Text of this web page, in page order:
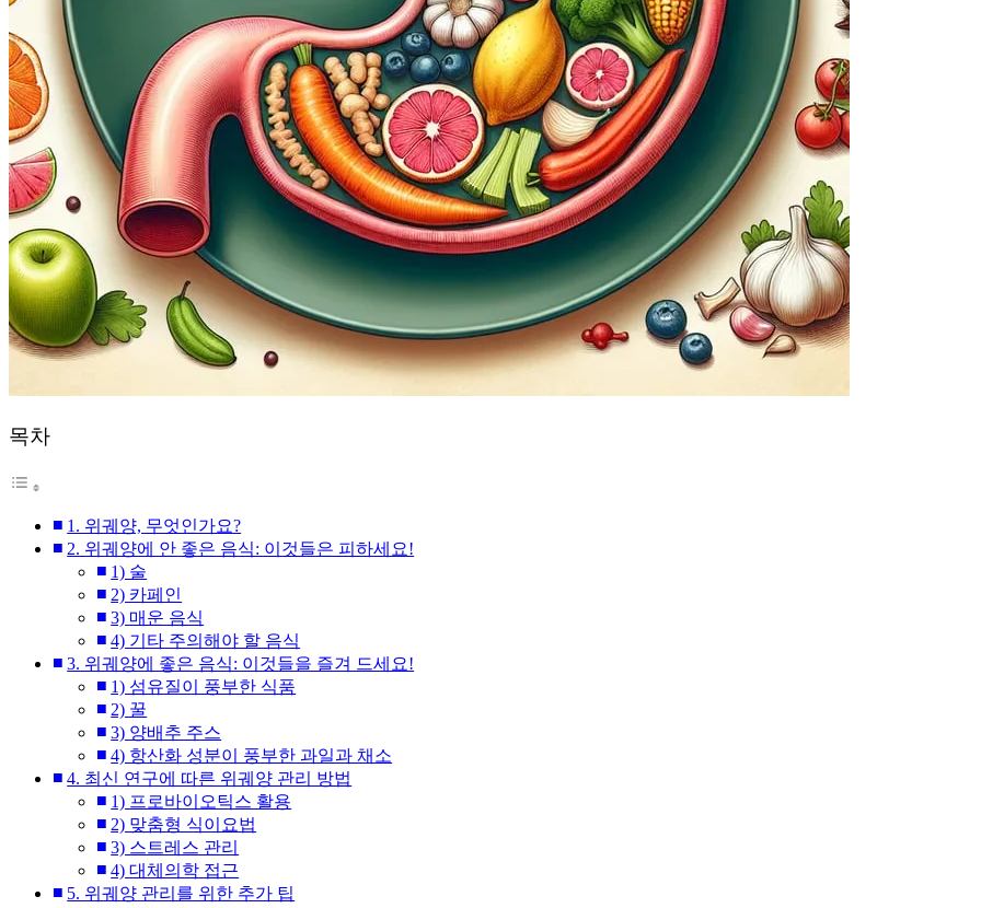
목차
1. 위궤양, 무엇인가요?
2. 위궤양에 안 좋은 음식: 이것들은 피하세요!
1) 술
2) 카페인
3) 매운 음식
4) 기타 주의해야 할 음식
3. 위궤양에 좋은 음식: 이것들을 즐겨 드세요!
1) 섬유질이 풍부한 식품
2) 꿀
3) 양배추 주스
4) 항산화 성분이 풍부한 과일과 채소
4. 최신 연구에 따른 위궤양 관리 방법
1) 프로바이오틱스 활용
2) 맞춤형 식이요법
3) 스트레스 관리
4) 대체의학 접근
5. 위궤양 관리를 위한 추가 팁